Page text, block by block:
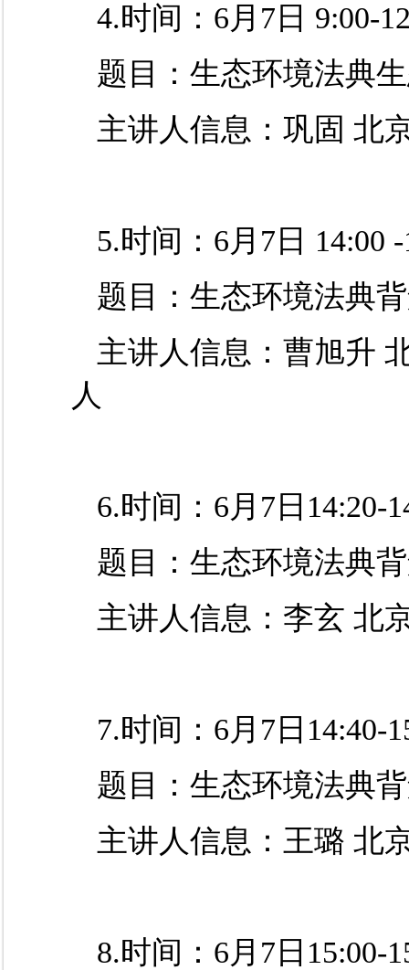
4.时间： 6月 7 日 9:00-
题目： 生态环境法典
主讲人信息： 巩固 北
5.时间：6月7日 14:00 -
题目：生态环境法典
主讲人信息 ：曹旭升
人
6.时间：6月7日14:20-
题目：生态环境法典
主讲人信息 ：李玄 北
7.时间：6月7日14:40-
题目：生态环境法典
主讲人信息 ：王璐 北
8.时间：6月7日15:00-